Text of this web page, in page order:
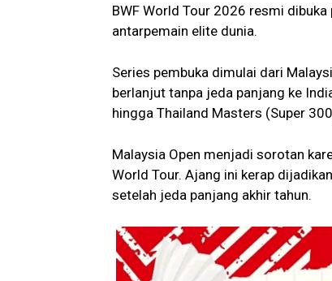
BWF World Tour 2026 resmi
antarpemain elite dunia.
Series pembuka dimulai dari
berlanjut tanpa jeda panjang ke
hingga Thailand Masters (Super
Malaysia Open menjadi sorotan
World Tour. Ajang ini kerap
setelah jeda panjang akhir tahun.